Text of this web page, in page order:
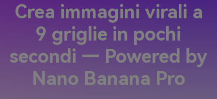
Crea immagini virali a
9 griglie in pochi
secondi — Powered by
Nano Banana Pro